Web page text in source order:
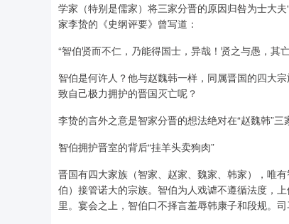
学家（特别是儒家）将三家分晋的原因归咎为士大
家李贽的《史纲评要》曾写道：
“智伯贤而不仁，乃能得国士，异哉！贤之与愚，其
智伯是何许人？他与赵魏韩一样，同属晋国的四大
致自己极力拥护的晋国灭亡呢？
李贽的言外之意是智家分晋的想法绝对在“赵魏韩”
智伯拥护晋室的背后“挂羊头卖狗肉”
晋国有四大家族（智家、赵家、魏家、韩家），唯
伯）接管诺大的宗族。智伯为人戏谑不遵循法度，
里。宴会之上，智伯口不择言羞辱韩康子和段规。